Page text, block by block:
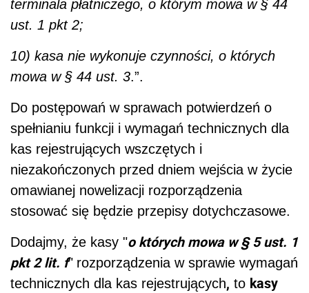
terminala płatniczego, o którym mowa w § 44
ust. 1 pkt 2;
10) kasa nie wykonuje czynności, o których
mowa w § 44 ust. 3.”.
Do postępowań w sprawach potwierdzeń o
spełnianiu funkcji i wymagań technicznych dla
kas rejestrujących wszczętych i
niezakończonych przed dniem wejścia w życie
omawianej nowelizacji rozporządzenia
stosować się będzie przepisy dotychczasowe.
Dodajmy, że kasy "o których mowa w § 5 ust. 1
pkt 2 lit. f" rozporządzenia w sprawie wymagań
technicznych dla kas rejestrujących, to kasy